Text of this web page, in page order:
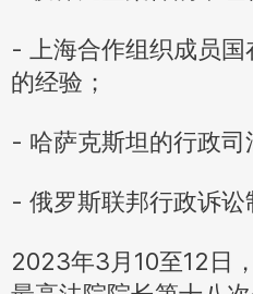
- 上海合作组织成员
的经验；
- 哈萨克斯坦的行政司
- 俄罗斯联邦行政诉讼
2023年3月10至12日